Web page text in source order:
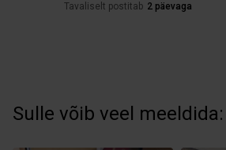
Tavaliselt postitab 2 päevaga
Sulle võib veel meeldida: